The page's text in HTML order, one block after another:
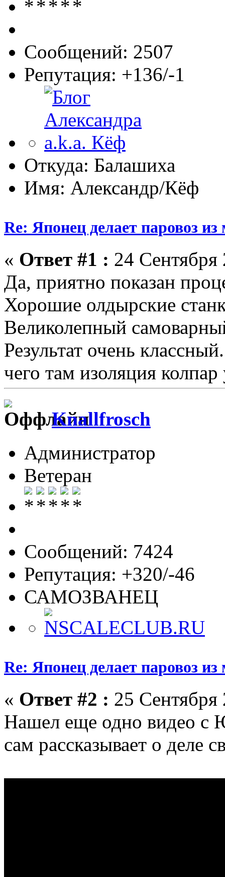
Сообщений: 2507
Репутация: +136/-1
Откуда: Балашиха
Имя: Александр/Кёф
Re: Японец делает паровоз
« Ответ #1 : 24
Да, приятно показан
Хорошие олдырские
Великолепный
Результат очень
чего там изоляция колпар
Knallfrosch
Администратор
Ветеран
Сообщений: 7424
Репутация: +320/-46
САМОЗВАНЕЦ
Re: Японец делает паровоз
« Ответ #2 : 25
Нашел еще одно видео с
сам рассказывает о деле